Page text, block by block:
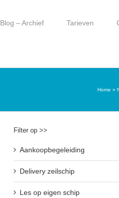
Blog – Archief Tarieven
Home »
Filter op >>
Aankoopbegeleiding
Delivery zeilschip
Les op eigen schip